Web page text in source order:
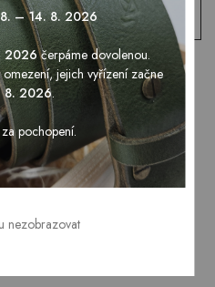
přání
, Dětský svět
Doplňky pro
– 14. 8. 2026
2026čerpáme dovolenou.
jejich vyřízení začne
8. 2026.
pochopení.
nezobrazovat